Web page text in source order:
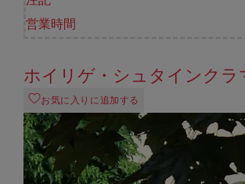
営業時間
ホイリゲ・シュタインクラ
お気に入りに追加する